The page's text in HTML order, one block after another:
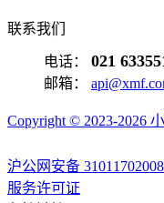
联系我们
电话： 021
邮箱：
Copyright © 2023-2026
沪公网安备
服务许可证